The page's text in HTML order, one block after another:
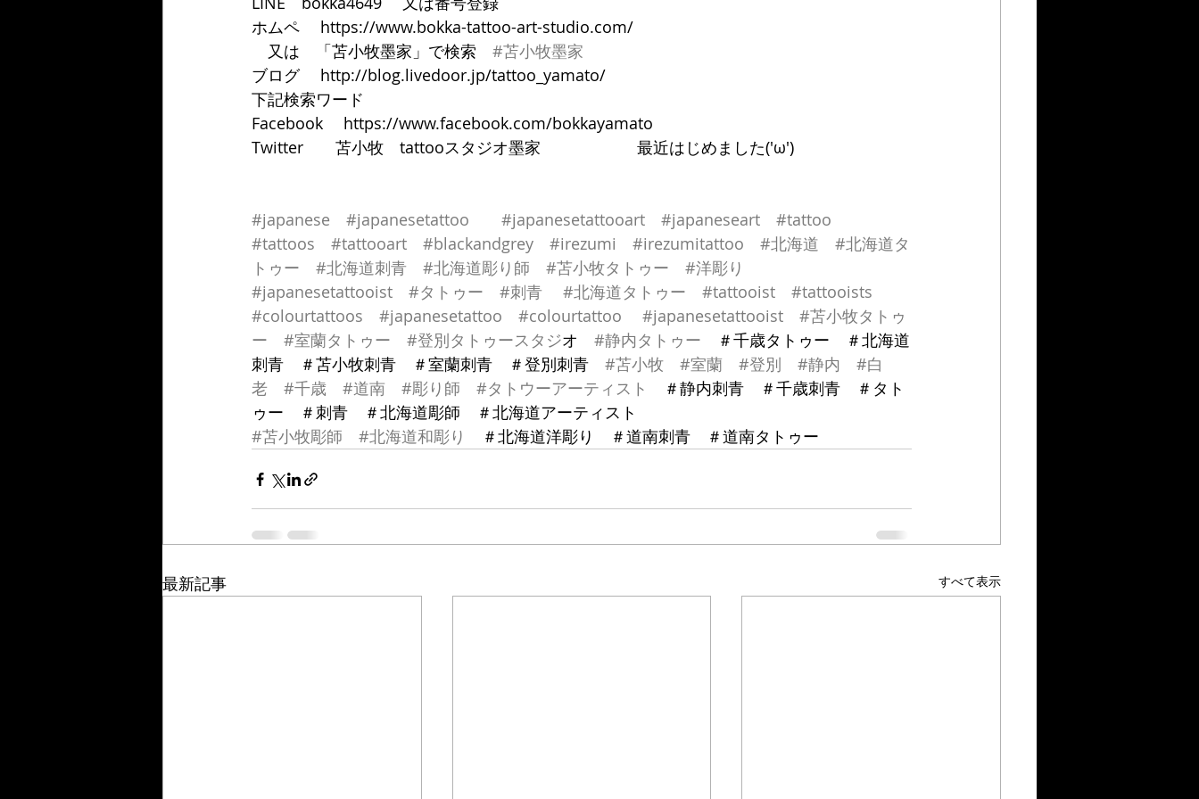
ホムペ 　https://www.bokka-tattoo-art-studio.com/
又は　「苫小牧墨家」で検索 #苫小牧墨家
ブログ　 http://blog.livedoor.jp/tattoo_yamato/
下記検索ワード
Facebook　 https://www.facebook.com/bokkayamato
Twitter　　苫小牧　tattooスタジオ墨家　　　　　　最近はじめました('ω')
#japanese #japanesetattoo #japanesetattooart #japaneseart
#tattoo
#tattoos
#tattooart #blackandgrey #irezumi #irezumitattoo #北海道
#北海道タ
トゥー
#北海道刺青 #北海道彫り師 #苫小牧タトゥー
#洋彫り
#japanesetattooist
#タトゥー #刺青 #北海道タトゥー #tattooist
#tattooists
#colourtattoos
#japanesetattoo #colourtattoo #japanesetattooist
#苫小牧タトゥ
ー
#室蘭タトゥー #登別タトゥースタジオ #静内タトゥー ＃千歳タトゥー　＃北海道
刺青　＃苫小牧刺青　＃室蘭刺青　＃登別刺青 #苫小牧 #室蘭 #登別 #静内
#白
老
#千歳 #道南 #彫り師 #タトウーアーティスト
＃静内刺青　＃千歳刺青　＃タト
ゥー　＃刺青　＃北海道彫師　＃北海道アーティスト
#苫小牧彫師
#北海道和彫り ＃北海道洋彫り　＃道南刺青　＃道南タトゥー
最新記事 すべて表示